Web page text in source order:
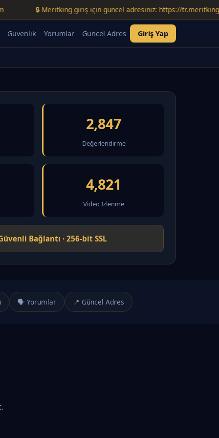
🔒 Meritking giriş için güncel adresiniz: https://tr.meritking-
Güvenlik Yorumlar Güncel Adres Giriş Yap
2,847
Değerlendirme
4,821
Video İzlenme
Bağlantı · 256-bit SSL
🗣️ Yorumlar 📍 Güncel Adres